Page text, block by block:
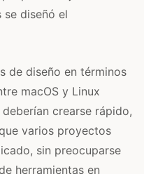
se diseñó el
de diseño en términos
macOS y Linux
crearse rápido,
varios proyectos
sin preocuparse
herramientas en